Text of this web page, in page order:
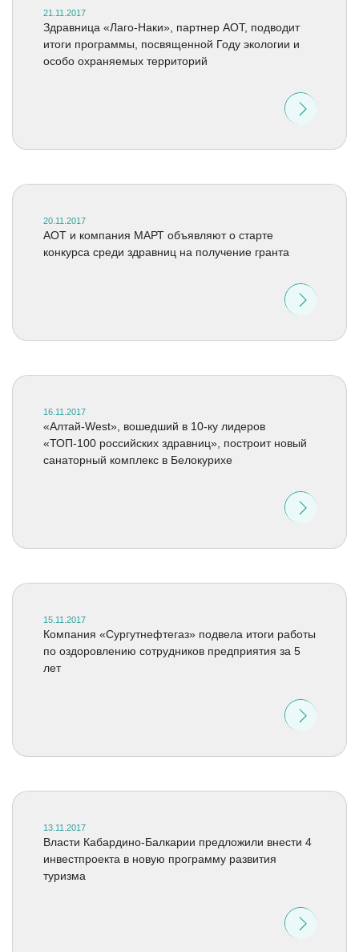
21.11.2017
Здравница «Лаго-Наки», партнер АОТ, подводит
итоги программы, посвященной Году экологии и
особо охраняемых территорий
20.11.2017
АОТ и компания МАРТ объявляют о старте
конкурса среди здравниц на получение гранта
16.11.2017
«Алтай-West», вошедший в 10-ку лидеров
«ТОП-100 российских здравниц», построит новый
санаторный комплекс в Белокурихе
15.11.2017
Компания «Сургутнефтегаз» подвела итоги работы
по оздоровлению сотрудников предприятия за 5
лет
13.11.2017
Власти Кабардино-Балкарии предложили внести 4
инвестпроекта в новую программу развития
туризма